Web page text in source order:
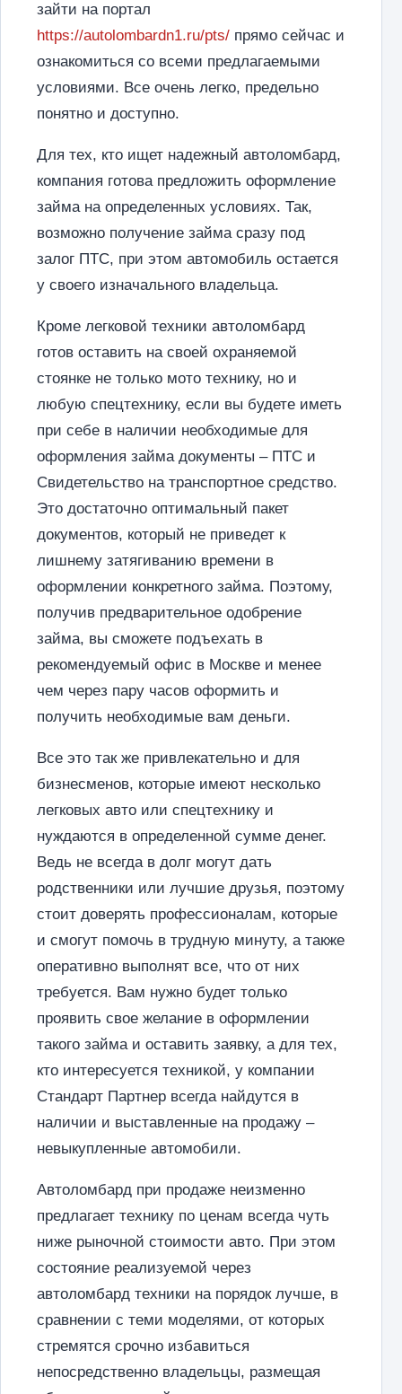
зайти на портал
https://autolombardn1.ru/pts/ прямо сейчас и
ознакомиться со всеми предлагаемыми
условиями. Все очень легко, предельно
понятно и доступно.
Для тех, кто ищет надежный автоломбард,
компания готова предложить оформление
займа на определенных условиях. Так,
возможно получение займа сразу под
залог ПТС, при этом автомобиль остается
у своего изначального владельца.
Кроме легковой техники автоломбард
готов оставить на своей охраняемой
стоянке не только мото технику, но и
любую спецтехнику, если вы будете иметь
при себе в наличии необходимые для
оформления займа документы – ПТС и
Свидетельство на транспортное средство.
Это достаточно оптимальный пакет
документов, который не приведет к
лишнему затягиванию времени в
оформлении конкретного займа. Поэтому,
получив предварительное одобрение
займа, вы сможете подъехать в
рекомендуемый офис в Москве и менее
чем через пару часов оформить и
получить необходимые вам деньги.
Все это так же привлекательно и для
бизнесменов, которые имеют несколько
легковых авто или спецтехнику и
нуждаются в определенной сумме денег.
Ведь не всегда в долг могут дать
родственники или лучшие друзья, поэтому
стоит доверять профессионалам, которые
и смогут помочь в трудную минуту, а также
оперативно выполнят все, что от них
требуется. Вам нужно будет только
проявить свое желание в оформлении
такого займа и оставить заявку, а для тех,
кто интересуется техникой, у компании
Стандарт Партнер всегда найдутся в
наличии и выставленные на продажу –
невыкупленные автомобили.
Автоломбард при продаже неизменно
предлагает технику по ценам всегда чуть
ниже рыночной стоимости авто. При этом
состояние реализуемой через
автоломбард техники на порядок лучше, в
сравнении с теми моделями, от которых
стремятся срочно избавиться
непосредственно владельцы, размещая